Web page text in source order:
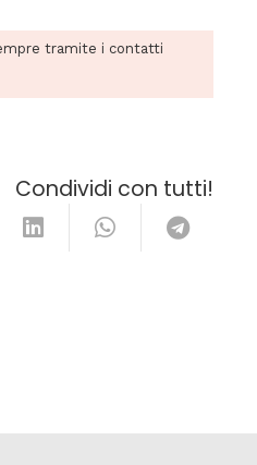
tramite i contatti
Condividi con tutti!